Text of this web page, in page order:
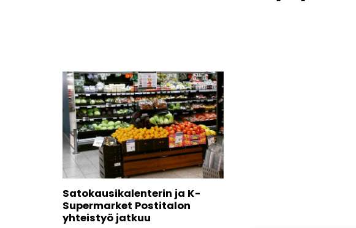
Satokausikalenterin ja K-
Supermarket Postitalon
yhteistyö jatkuu